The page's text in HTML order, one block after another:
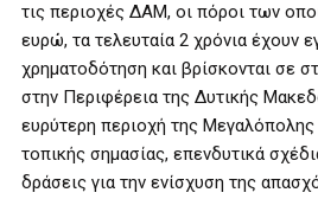
τις περιοχές ΔΑΜ, οι πόροι των
ευρώ, τα τελευταία 2 χρόνια έχουν
χρηματοδότηση και βρίσκονται σε
στην Περιφέρεια της Δυτικής
ευρύτερη περιοχή της
τοπικής σημασίας, επενδυτικά
δράσεις για την ενίσχυση της